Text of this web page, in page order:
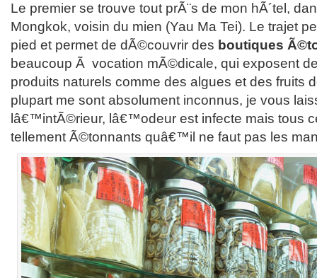
Le premier se trouve tout prÃ¨s de mon hÃ´tel,
Mongkok, voisin du mien (Yau Ma Tei). Le trajet
pied et permet de dÃ©couvrir des boutiques
beaucoup Ã vocation mÃ©dicale, qui exposent
produits naturels comme des algues et des fruits
plupart me sont absolument inconnus, je vous
lâ€™intÃ©rieur, lâ€™odeur est infecte mais tous
tellement Ã©tonnants quâ€™il ne faut pas les